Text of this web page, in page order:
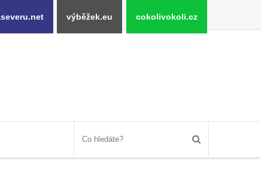
výběžek.eu cokolivokoli.cz